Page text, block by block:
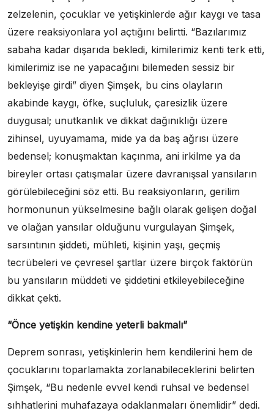
zelzelenin, çocuklar ve yetişkinlerde ağır kaygı ve tasa
üzere reaksiyonlara yol açtığını belirtti. “Bazılarımız
sabaha kadar dışarıda bekledi, kimilerimiz kenti terk etti,
kimilerimiz ise ne yapacağını bilemeden sessiz bir
bekleyişe girdi” diyen Şimşek, bu cins olayların
akabinde kaygı, öfke, suçluluk, çaresizlik üzere
duygusal; unutkanlık ve dikkat dağınıklığı üzere
zihinsel, uyuyamama, mide ya da baş ağrısı üzere
bedensel; konuşmaktan kaçınma, ani irkilme ya da
bireyler ortası çatışmalar üzere davranışsal yansıların
görülebileceğini söz etti. Bu reaksiyonların, gerilim
hormonunun yükselmesine bağlı olarak gelişen doğal
ve olağan yansılar olduğunu vurgulayan Şimşek,
sarsıntının şiddeti, mühleti, kişinin yaşı, geçmiş
tecrübeleri ve çevresel şartlar üzere birçok faktörün
bu yansıların müddeti ve şiddetini etkileyebileceğine
dikkat çekti.
“Önce yetişkin kendine yeterli bakmalı”
Deprem sonrası, yetişkinlerin hem kendilerini hem de
çocuklarını toparlamakta zorlanabileceklerini belirten
Şimşek, “Bu nedenle evvel kendi ruhsal ve bedensel
sıhhatlerini muhafazaya odaklanmaları önemlidir” dedi.